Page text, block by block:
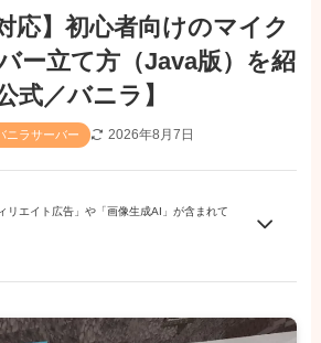
応】初心者向けのマイク
ー立て方（Java版）を紹
式／バニラ】
ニラサーバー 2026年8月7日
リエイト広告」や「画像生成AI」が含まれて